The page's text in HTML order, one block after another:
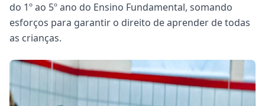
do 1º ao 5º ano do Ensino Fundamental, somando
esforços para garantir o direito de aprender de todas
as crianças.